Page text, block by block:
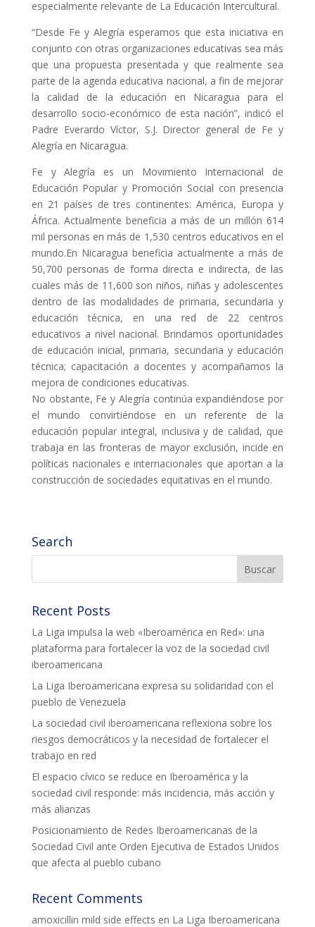
especialmente relevante de La Educación Intercultural.
“Desde Fe y Alegría esperamos que esta iniciativa en
conjunto con otras organizaciones educativas sea más
que una propuesta presentada y que realmente sea
parte de la agenda educativa nacional, a fin de mejorar
la calidad de la educación en Nicaragua para el
desarrollo socio-económico de esta nación”, indicó el
Padre Everardo Víctor, S.J. Director general de Fe y
Alegría en Nicaragua.
Fe y Alegría es un Movimiento Internacional de
Educación Popular y Promoción Social con presencia
en 21 países de tres continentes: América, Europa y
África. Actualmente beneficia a más de un millón 614
mil personas en más de 1,530 centros educativos en el
mundo.En Nicaragua beneficia actualmente a más de
50,700 personas de forma directa e indirecta, de las
cuales más de 11,600 son niños, niñas y adolescentes
dentro de las modalidades de primaria, secundaria y
educación técnica, en una red de 22 centros
educativos a nivel nacional. Brindamos oportunidades
de educación inicial, primaria, secundaria y educación
técnica; capacitación a docentes y acompañamos la
mejora de condiciones educativas.
No obstante, Fe y Alegría continúa expandiéndose por
el mundo convirtiéndose en un referente de la
educación popular integral, inclusiva y de calidad, que
trabaja en las fronteras de mayor exclusión, incide en
políticas nacionales e internacionales que aportan a la
construcción de sociedades equitativas en el mundo.
Search
Recent Posts
La Liga impulsa la web «Iberoamérica en Red»: una
plataforma para fortalecer la voz de la sociedad civil
iberoamericana
La Liga Iberoamericana expresa su solidaridad con el
pueblo de Venezuela
La sociedad civil iberoamericana reflexiona sobre los
riesgos democráticos y la necesidad de fortalecer el
trabajo en red
El espacio cívico se reduce en Iberoamérica y la
sociedad civil responde: más incidencia, más acción y
más alianzas
Posicionamiento de Redes Iberoamericanas de la
Sociedad Civil ante Orden Ejecutiva de Estados Unidos
que afecta al pueblo cubano
Recent Comments
amoxicillin mild side effects en La Liga Iberoamericana